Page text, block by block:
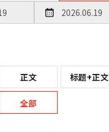
正文 标题+正文
全部